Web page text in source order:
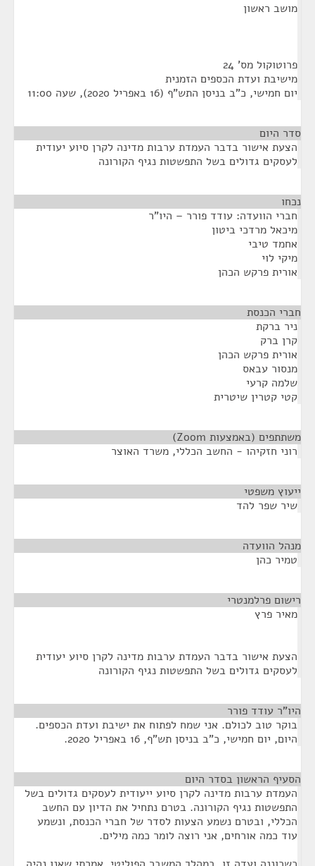
מושב ראשון
פרוטוקול מס' 24
מישיבת ועדת הכספים הזמנית
יום חמישי, כ"ב בניסן התש"ף (16 באפריל 2020), שעה 11:00
סדר היום
הצעת אישור בדבר העמדת ערבות מדינה לקרן סיוע יעודית
לעסקים גדולים בשל התפשטות נגיף הקורונה
נכחו
חברי הוועדה: עודד פורר – היו"ר
מיכאל מרדכי ביטון
אחמד טיבי
מיקי לוי
אורית פרקש הכהן
חברי הכנסת
ניר ברקת
קרן ברק
אורית פרקש הכהן
מנסור עבאס
שלמה קרעי
קטי קטרין שיטרית
משתתפים (באמצעות Zoom)
רוני חזקיהו - החשב הכללי, משרד האוצר
ייעוץ משפטי
שיר שפר להד
מנהל הוועדה
טמיר כהן
רישום פרלמנטרי
מאיר פרץ
הצעת אישור בדבר העמדת ערבות מדינה לקרן סיוע יעודית
לעסקים גדולים בשל התפשטות נגיף הקורונה
היו"ר עודד פורר
בוקר טוב לכולם. אני שמח לפתוח את ישיבת ועדת הכספים.
היום, יום חמישי, כ"ב בניסן תש"ף, 16 באפריל 2020.
הסעיף הראשון בסדר היום
העמדת ערבות מדינה לקרן סיוע ייעודית לעסקים גדולים בשל
התפשטות נגיף הקורונה. בטרם נתחיל את הדיון עם החשב
הכללי, ובטרם נשמע הצעות לסדר של חברי הכנסת, ונשמע
עוד כמה אורחים, אני רוצה לומר כמה מילים.